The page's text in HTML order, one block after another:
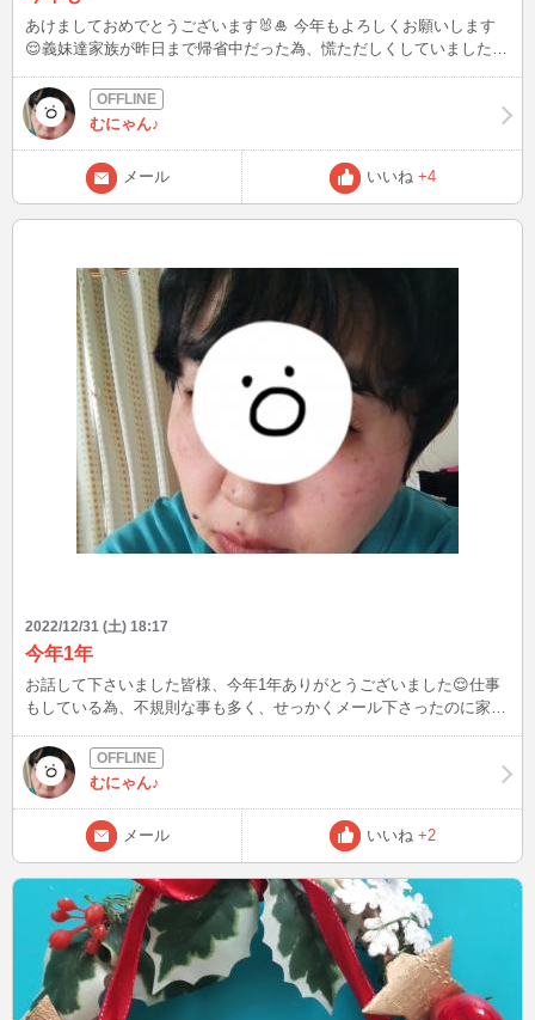
あけましておめでとうございます🐰🎍 今年もよろしくお願いします
😌義妹達家族が昨日まで帰省中だった為、慌ただしくしていました😅
ようと思います😌お時間合う方はお話しましょう✨
むにゃん♪
メール いいね +4
2022/12/31 (土) 18:17
今年1年
お話して下さいました皆様、今年1年ありがとうございました😌仕事
もしている為、不規則な事も多く、せっかくメール下さったのに家庭
ん😭そして携帯からなので良く落ちたりもあったにも関わらず何度も
来て頂きまして本当に感謝です✨✨誹謗中傷も受けましたが、優しい
会員様もいらっしゃり励みになりました！！来年もよろしくお願いし
ます😌😌 本日ですが、ログイン出来そうだったらフラっと現れるか
もしれません。もし見かけましたらお話して下さったら嬉しいです🙂
むにゃん♪
メール いいね +2